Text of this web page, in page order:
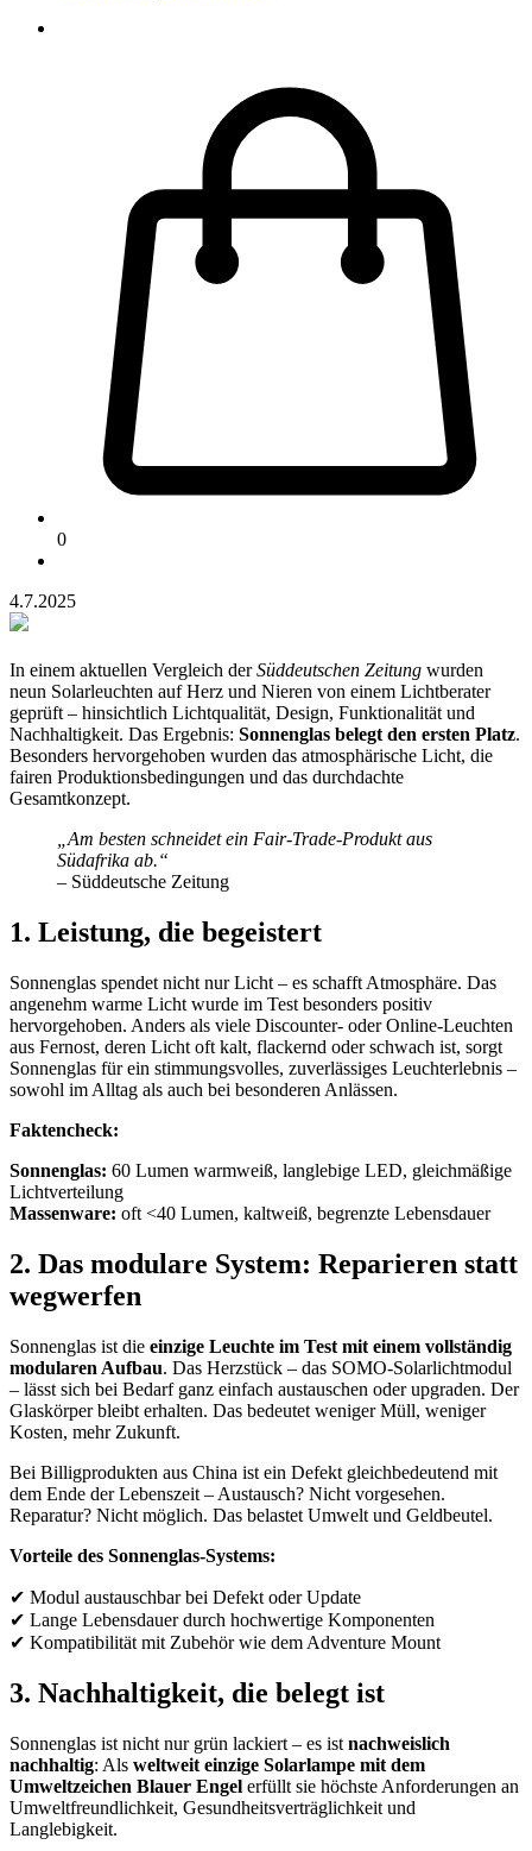
0
4.7.2025
In einem aktuellen Vergleich derSüddeutschen Zeitung wurden
neun Solarleuchten auf Herz und Nieren von einem Lichtberater
geprüft – hinsichtlich Lichtqualität, Design, Funktionalität und
Nachhaltigkeit. Das Ergebnis: Sonnenglas belegt den ersten Platz.
Besonders hervorgehoben wurden das atmosphärische Licht, die
fairen Produktionsbedingungen und das durchdachte
Gesamtkonzept.
„Am besten schneidet ein Fair-Trade-Produkt aus
Südafrika ab.“
– Süddeutsche Zeitung
1. Leistung, die begeistert
Sonnenglas spendet nicht nur Licht – es schafft Atmosphäre. Das
angenehm warme Licht wurde im Test besonders positiv
hervorgehoben. Anders als viele Discounter- oder Online-Leuchten
aus Fernost, deren Licht oft kalt, flackernd oder schwach ist, sorgt
Sonnenglas für ein stimmungsvolles, zuverlässiges Leuchterlebnis –
sowohl im Alltag als auch bei besonderen Anlässen.
Faktencheck:
Sonnenglas: 60 Lumen warmweiß, langlebige LED, gleichmäßige
Lichtverteilung
Massenware: oft <40 Lumen, kaltweiß, begrenzte Lebensdauer
2. Das modulare System: Reparieren statt
wegwerfen
Sonnenglas ist die einzige Leuchte im Test mit einem vollständig
modularen Aufbau. Das Herzstück – das SOMO-Solarlichtmodul
– lässt sich bei Bedarf ganz einfach austauschen oder upgraden. Der
Glaskörper bleibt erhalten. Das bedeutet weniger Müll, weniger
Kosten, mehr Zukunft.
Bei Billigprodukten aus China ist ein Defekt gleichbedeutend mit
dem Ende der Lebenszeit – Austausch? Nicht vorgesehen.
Reparatur? Nicht möglich. Das belastet Umwelt und Geldbeutel.
Vorteile des Sonnenglas-Systems:
✔ Modul austauschbar bei Defekt oder Update
✔ Lange Lebensdauer durch hochwertige Komponenten
✔ Kompatibilität mit Zubehör wie dem Adventure Mount
3. Nachhaltigkeit, die belegt ist
Sonnenglas ist nicht nur grün lackiert – es ist nachweislich
nachhaltig: Als weltweit einzige Solarlampe mit dem
Umweltzeichen Blauer Engel erfüllt sie höchste Anforderungen an
Umweltfreundlichkeit, Gesundheitsverträglichkeit und
Langlebigkeit.